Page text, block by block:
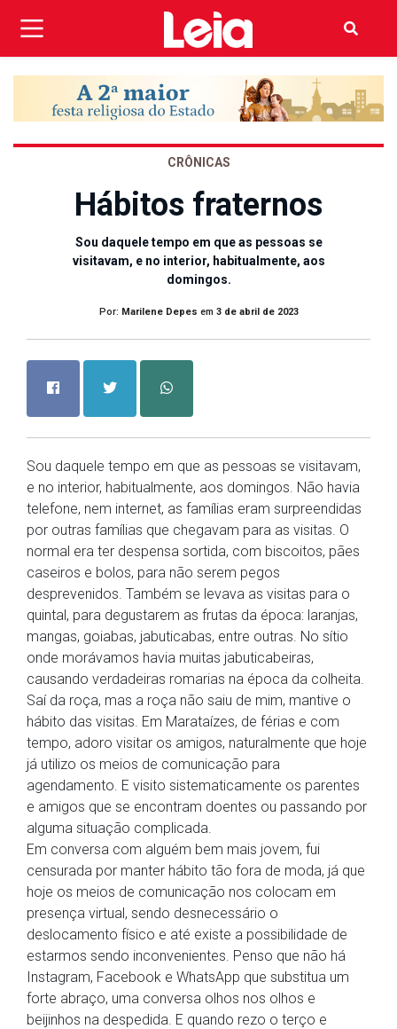
CRÔNICAS
Hábitos fraternos
Sou daquele tempo em que as pessoas se
visitavam, e no interior, habitualmente, aos
domingos.
Por: Marilene Depes em 3 de abril de 2023
Sou daquele tempo em que as pessoas se visitavam,
e no interior, habitualmente, aos domingos. Não havia
telefone, nem internet, as famílias eram surpreendidas
por outras famílias que chegavam para as visitas. O
normal era ter despensa sortida, com biscoitos, pães
caseiros e bolos, para não serem pegos
desprevenidos. Também se levava as visitas para o
quintal, para degustarem as frutas da época: laranjas,
mangas, goiabas, jabuticabas, entre outras. No sítio
onde morávamos havia muitas jabuticabeiras,
causando verdadeiras romarias na época da colheita.
Saí da roça, mas a roça não saiu de mim, mantive o
hábito das visitas. Em Marataízes, de férias e com
tempo, adoro visitar os amigos, naturalmente que hoje
já utilizo os meios de comunicação para
agendamento. E visito sistematicamente os parentes
e amigos que se encontram doentes ou passando por
alguma situação complicada.
Em conversa com alguém bem mais jovem, fui
censurada por manter hábito tão fora de moda, já que
hoje os meios de comunicação nos colocam em
presença virtual, sendo desnecessário o
deslocamento físico e até existe a possibilidade de
estarmos sendo inconvenientes. Penso que não há
Instagram, Facebook e WhatsApp que substitua um
forte abraço, uma conversa olhos nos olhos e
beijinhos na despedida. E quando rezo o terço e